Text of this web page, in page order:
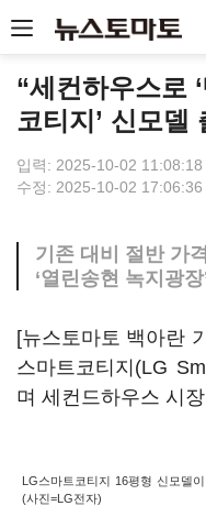
“세컨하우스로
코티지’ 신모델
입력: 2025-10-02 11:08:18
수정: 2025-10-02 17:06:36
기존 대비 절반 가
‘열린송현 녹지광
[뉴스토마토 백아란
스마트코티지(LG
며 세컨드하우스 시
LG스마트코티지 16평형 신모델
(사진=LG전자)